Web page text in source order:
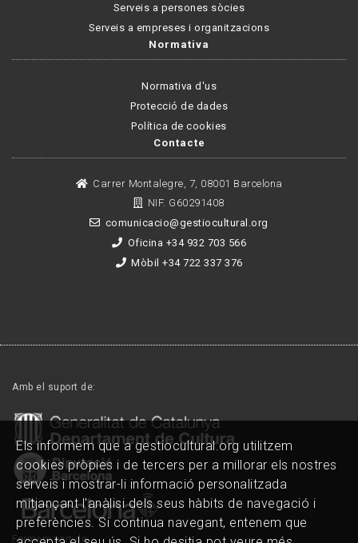
Serveis a persones sòcies
Serveis a empreses i organitzacions
Normativa
Normativa d'us
Protecció de dades
Política de cookies
Contacte
Carrer Montalegre, 7, 08001 Barcelona
NIF. G60291408
comunicacio@gestiocultural.org
Oficina +34 932 703 566
Mòbil +34 722 337 376
Amb el suport de:
Formem part de:
Els informem que a gestiocultural.org utilitzem
cookies pròpies i de tercers per a millorar els nostres
serveis i mostrar-li informació personalitzada
mitjançant l'anàlisi dels seus hàbits de navegació i
preferències. Si continua navegant, entenem que